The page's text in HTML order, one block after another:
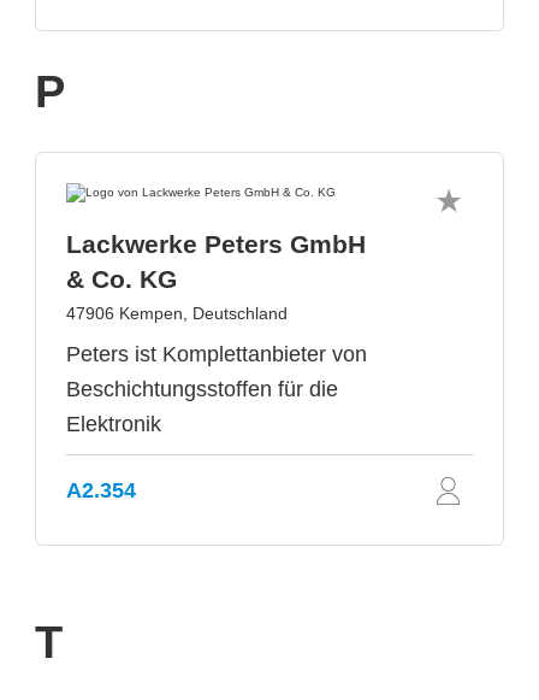
P
Lackwerke Peters GmbH
& Co. KG
47906 Kempen, Deutschland
Peters ist Komplettanbieter von
Beschichtungsstoffen für die
Elektronik
A2.354
T